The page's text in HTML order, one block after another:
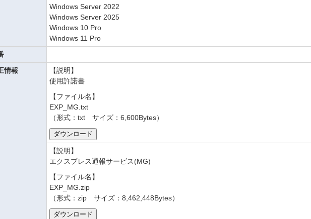
Windows Server 2022
Windows Server 2025
Windows 10 Pro
Windows 11 Pro
情報
【説明】
使用許諾書
【ファイル名】
EXP_MG.txt
（形式：txt サイズ：6,600Bytes）
【説明】
エクスプレス通報サービス(MG)
【ファイル名】
EXP_MG.zip
（形式：zip サイズ：8,462,448Bytes）